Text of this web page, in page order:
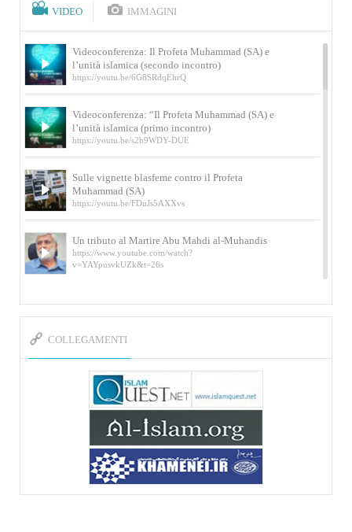
VIDEO IMMAGINI
Videoconferenza: Il Profeta Muhammad (SA) e
l’unità islamica (secondo incontro)
https://youtu.be/6G8SRdqEhrQ
Videoconferenza: “Il Profeta Muhammad (SA) e
l’unità islamica (primo incontro)
https://youtu.be/s2b9WDY-DUE
Sulle vignette blasfeme contro il Profeta
Muhammad (SA)
https://youtu.be/FDuJs5AXXvs
Un tributo al Martire Abu Mahdi al-Muhandis
https://www.youtube.com/watch?
v=YAYpusvkUZk&t=26s
L’Abluzione rituale (wudu) secondo l’Imam Alì
e l’Imam Khomeini
della figlia di un martire
https://www.youtube.com/watch?
v=-5nPSxbf9l0&t=103s
Sheykh Abbas Di Palma sui martiri Qassem
Soleimani e Abu Mahdi Al-Muhandis
https://youtu.be/Y6SIP2PIht4 Video del discorso tenuto
dallo Sheykh Abbas Di Palma in ...
COLLEGAMENTI